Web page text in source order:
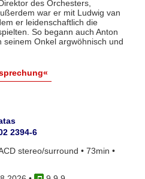
des Orchesters,
war er mit Ludwig van
er leidenschaftlich die
So begann auch Anton
seinem Onkel argwöhnisch und
2394-6
stereo/surround • 73min •